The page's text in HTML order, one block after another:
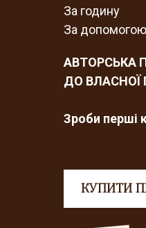
КУПИТИ
За годину
За
АВТОРСЬКА
ДО
Зроби перші